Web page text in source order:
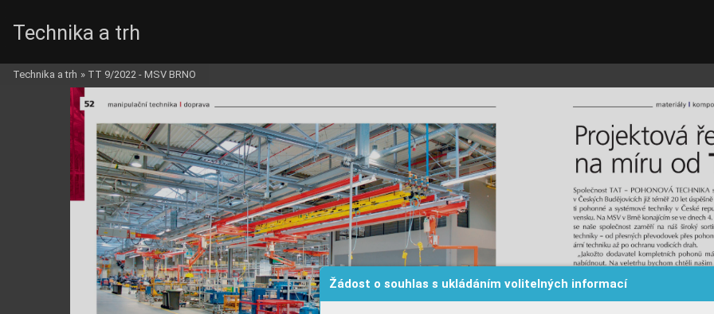
Žádost o souhlas s ukládáním volitelných informací
Technika a trh
Technika a trh » TT 9/2022 - MSV BRNO